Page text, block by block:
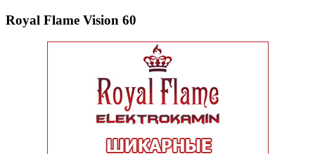
Royal Flame Vision 60